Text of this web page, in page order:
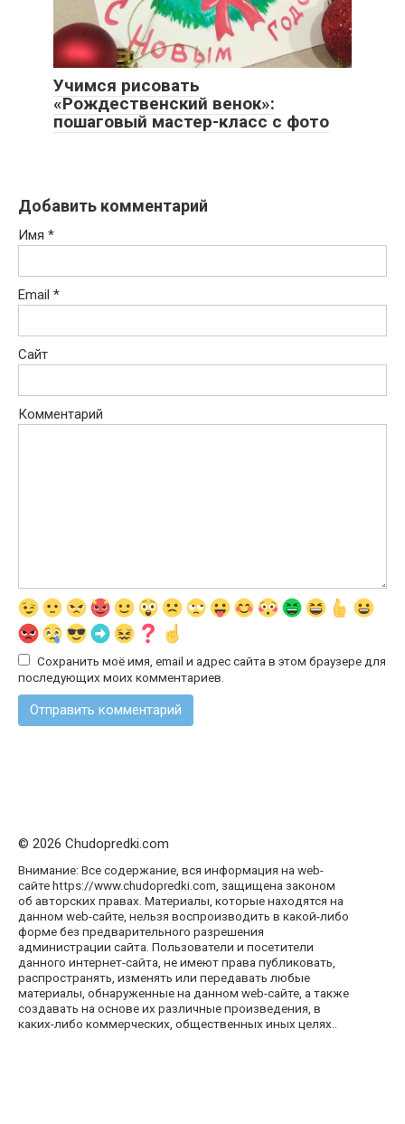
Учимся рисовать
«Рождественский венок»:
пошаговый мастер-класс с фото
Добавить комментарий
Имя *
Email *
Сайт
Комментарий
Сохранить моё имя, email и адрес сайта в этом браузере для
последующих моих комментариев.
© 2026 Chudopredki.com
Внимание: Все содержание, вся информация на web-
сайте https://www.chudopredki.com, защищена законом
об авторских правах. Материалы, которые находятся на
данном web-сайте, нельзя воспроизводить в какой-либо
форме без предварительного разрешения
администрации сайта. Пользователи и посетители
данного интернет-сайта, не имеют права публиковать,
распространять, изменять или передавать любые
материалы, обнаруженные на данном web-сайте, а также
создавать на основе их различные произведения, в
каких-либо коммерческих, общественных иных целях..